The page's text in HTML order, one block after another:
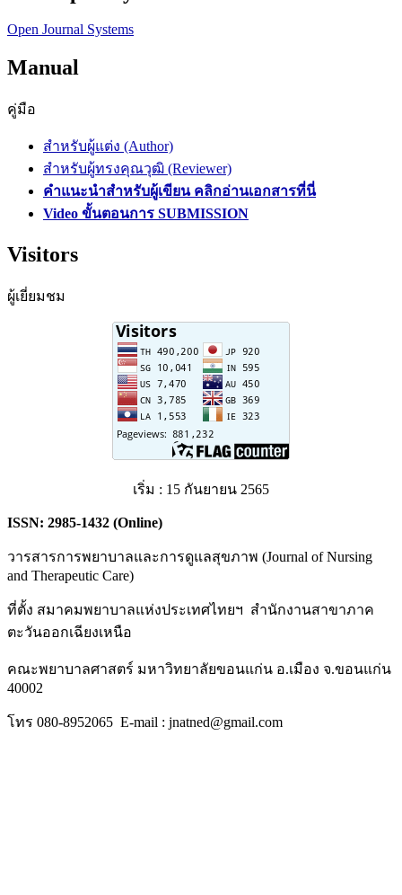
Open Journal Systems
Manual
คู่มือ
สำหรับผู้แต่ง (Author)
สำหรับผู้ทรงคุณวุฒิ (Reviewer)
คำแนะนำสำหรับผู้เขียน คลิกอ่านเอกสารที่นี่
Video ขั้นตอนการ SUBMISSION
Visitors
ผู้เยี่ยมชม
เริ่ม : 15 กันยายน 2565
ISSN: 2985-1432 (Online)
วารสารการพยาบาลและการดูแลสุขภาพ (Journal of Nursing
and Therapeutic Care)
ที่ตั้ง สมาคมพยาบาลแห่งประเทศไทยฯ สำนักงานสาขาภาค
ตะวันออกเฉียงเหนือ
คณะพยาบาลศาสตร์ มหาวิทยาลัยขอนแก่น อ.เมือง จ.ขอนแก่น
40002
โทร 080-8952065 E-mail : jnatned@gmail.com